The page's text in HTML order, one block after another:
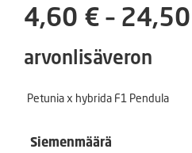
4,60 € – 24,50
arvonlisäveron
Petunia x hybrida F1 Pendula
Siemenmäärä